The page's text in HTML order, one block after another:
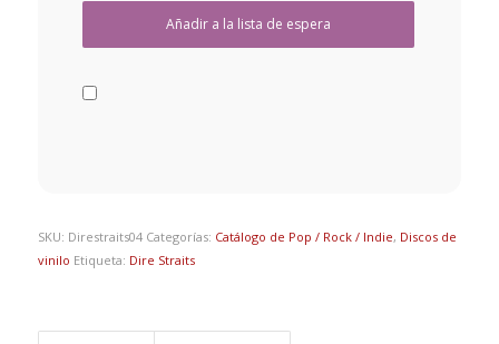
SKU: Direstraits04 Categorías: Catálogo de Pop / Rock / Indie, Discos de
vinilo Etiqueta: Dire Straits